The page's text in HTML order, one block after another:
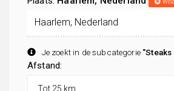
Je zoekt in de subcategorie "Steaks
Afstand: